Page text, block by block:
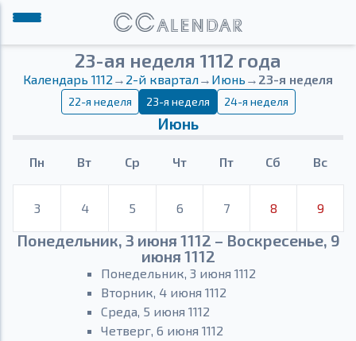
23-ая неделя 1112 года
Календарь 1112 → 2-й квартал→ Июнь → 23-я неделя
22-я неделя 23-я неделя 24-я неделя
Июнь
Пн Вт Ср Чт Пт Сб Вс
3 4 5 6 7 8 9
Понедельник, 3 июня 1112 – Воскресенье, 9
июня 1112
Понедельник, 3 июня 1112
Вторник, 4 июня 1112
Среда, 5 июня 1112
Четверг, 6 июня 1112